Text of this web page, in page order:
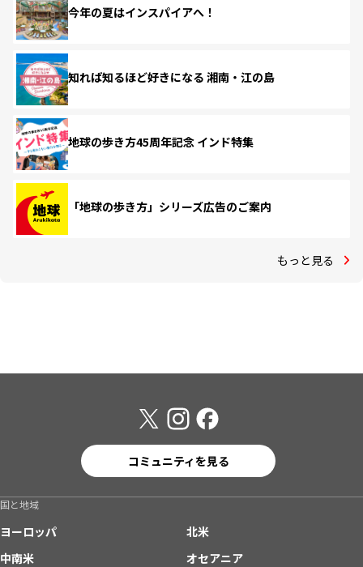
今年の夏はインスパイアへ！
知れば知るほど好きになる 湘南・江の島
地球の歩き方45周年記念 インド特集
「地球の歩き方」シリーズ広告のご案内
もっと見る
コミュニティを見る
国と地域
ヨーロッパ
北米
中南米
オセアニア